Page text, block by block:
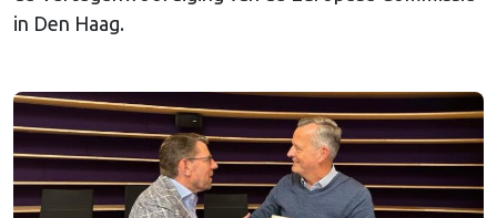
in Den Haag.